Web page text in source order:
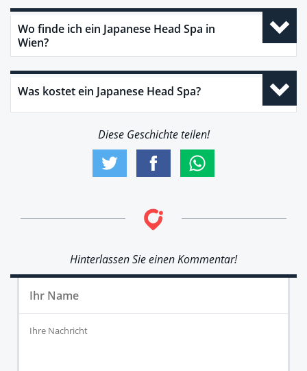
Wo finde ich ein Japanese Head Spa in
Wien?
Was kostet ein Japanese Head Spa?
Diese Geschichte teilen!
Hinterlassen Sie einen Kommentar!